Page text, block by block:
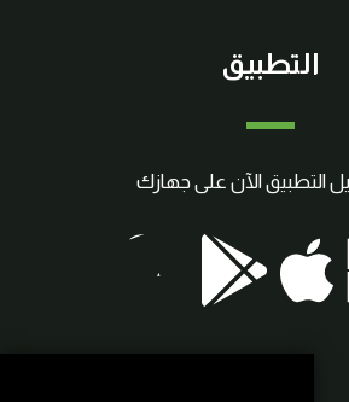
التطبيق
التطبيق الآن على جهازك